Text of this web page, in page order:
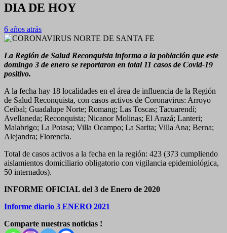
DIA DE HOY
6 años atrás
La Región de Salud Reconquista informa a la población que este
domingo 3 de enero se reportaron en total 11 casos de Covid-19
positivo.
A la fecha hay 18 localidades en el área de influencia de la Región
de Salud Reconquista, con casos activos de Coronavirus: Arroyo
Ceibal; Guadalupe Norte; Romang; Las Toscas; Tacuarendí;
Avellaneda; Reconquista; Nicanor Molinas; El Arazá; Lanteri;
Malabrigo; La Potasa; Villa Ocampo; La Sarita; Villa Ana; Berna;
Alejandra; Florencia.
Total de casos activos a la fecha en la región: 423 (373 cumpliendo
aislamientos domiciliario obligatorio con vigilancia epidemiológica,
50 internados).
INFORME OFICIAL del 3 de Enero de 2020
Informe diario 3 ENERO 2021
Comparte nuestras noticias !